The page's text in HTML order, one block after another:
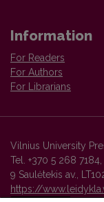
Information
For Readers
For Authors
For Librarians
Vilnius University
Tel. +370 5 268
9 Saulėtekis av.,
https://